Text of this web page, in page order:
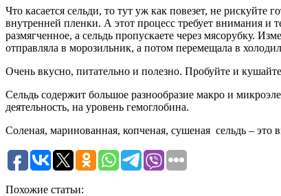
Что касается сельди, то тут уж как повезет, не рискуйте
внутренней пленки. А этот процесс требует внимания и
размягченное, а сельдь пропускаете через мясорубку.
отправляла в морозильник, а потом перемещала в
Очень вкусно, питательно и полезно. Пробуйте и
Сельдь содержит большое разнообразие макро и
деятельность, на уровень гемоглобина.
Соленая, маринованная, копченая, сушеная сельдь – это
Похожие статьи: